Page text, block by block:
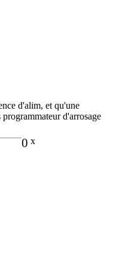
d'alim, et qu'une
d'arrosage
0 x